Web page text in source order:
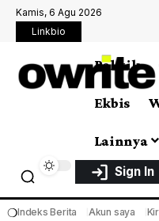
Kamis, 6 Agu 2026
Linkbio
Politik
Ekbis
Lainnya
Sign In
❍Indeks Berita Akun saya